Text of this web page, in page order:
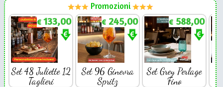
Promozioni
€ 133,00
Set 48 Juliette 12
Taglieri
€ 245,00
Set 96 Ginevra
Spritz
€ 588,00
Set Grey Perlage
Fino